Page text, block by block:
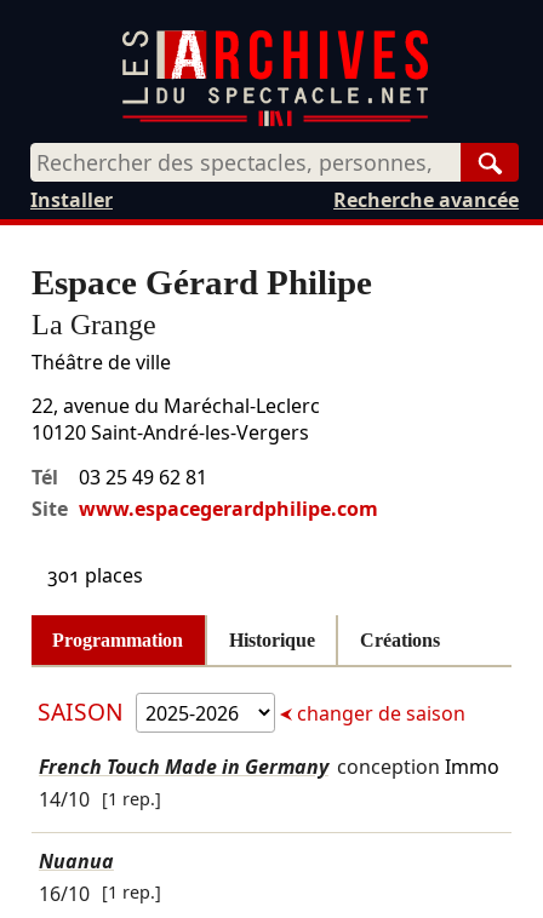
Recherche avancée
Installer
Espace Gérard Philipe
La Grange
Théâtre de ville
22, avenue du Maréchal-Leclerc
10120 Saint-André-les-Vergers
Tél
03 25 49 62 81
Site www.espacegerardphilipe.com
301 places
Programmation Historique Créations
SAISON changer de saison
French Touch Made in Germany conception Immo
14/10 [1 rep.]
Nuanua
16/10 [1 rep.]